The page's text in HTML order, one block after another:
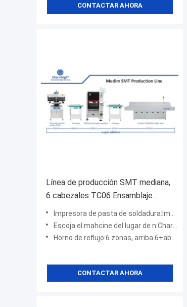
CONTACTAR AHORA
Línea de producción SMT mediana,
6 cabezales TC06 Ensamblaje
completo de PCB Fabricación de
PCBA
Impresora de pasta de soldadura:Impresora de plantilla semiautomática 3250
Escoja el mahcine del lugar de n:Charmhigh TC06 (6 cabezas)
Horno de reflujo:6 zonas, arriba 6+abajo6
CONTACTAR AHORA